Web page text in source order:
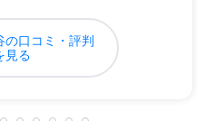
の口コミ・評判
見る